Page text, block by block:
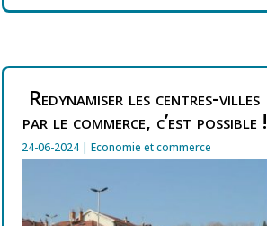
Redynamiser les centres-villes
par le commerce, c’est possible !
24-06-2024| Economie et commerce